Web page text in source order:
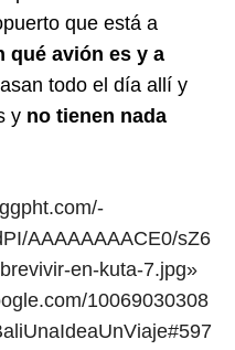
que está a
qué avión es y a
todo el día allí y
y no tienen nada
AAAAAAAACE0/sZ6
en-kuta-7.jpg»
10069030308